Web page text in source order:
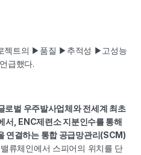
젝트의 ▶품질 ▶추적성 ▶고성능
급했다.
벌 우주발사업체와 전세계 최초
서, ENC제련소 지분인수를 통해
연결하는 통합 공급망관리(SCM)
류체인에서 스피어의 위치를 단